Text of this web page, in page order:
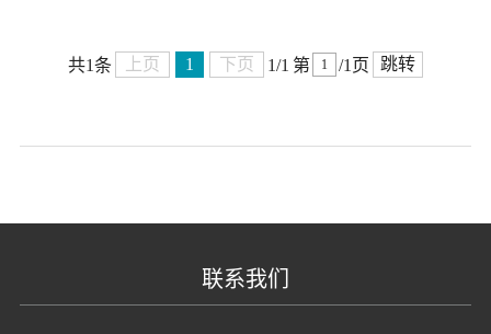
共1条 上页 1 下页 1/1 第 /1页 跳转
联系我们